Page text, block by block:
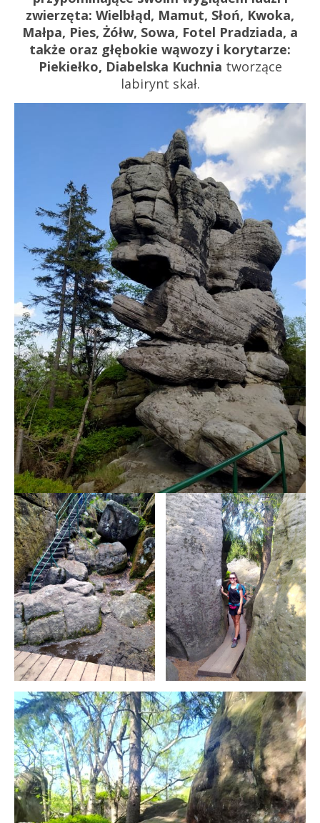
zwierzęta: Wielbłąd, Mamut, Słoń, Kwoka,
Małpa, Pies, Żółw, Sowa, Fotel Pradziada, a
także oraz głębokie wąwozy i korytarze:
Piekiełko, Diabelska Kuchnia tworzące
labirynt skał.